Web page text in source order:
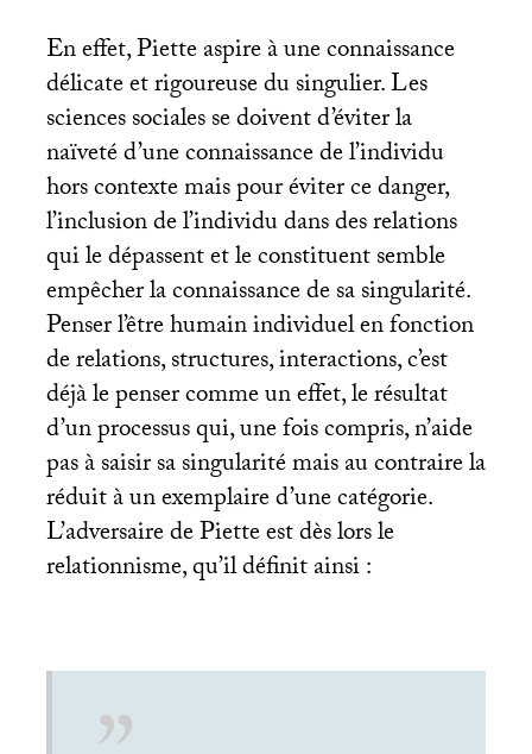
En effet, Piette aspire à une connaissance
délicate et rigoureuse du singulier. Les
sciences sociales se doivent d’éviter la
naïveté d’une connaissance de l’individu
hors contexte mais pour éviter ce danger,
l’inclusion de l’individu dans des relations
qui le dépassent et le constituent semble
empêcher la connaissance de sa singularité.
Penser l’être humain individuel en fonction
de relations, structures, interactions, c’est
déjà le penser comme un effet, le résultat
d’un processus qui, une fois compris, n’aide
pas à saisir sa singularité mais au contraire la
réduit à un exemplaire d’une catégorie.
L’adversaire de Piette est dès lors le
relationnisme, qu’il définit ainsi :